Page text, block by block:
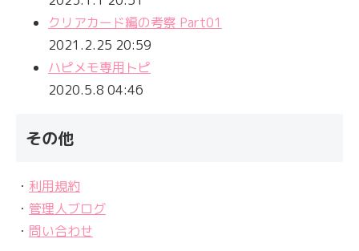
クリアカード編の考察 Part01
2021.2.25 20:59
ハピメモ専用トピ
2020.5.8 04:46
その他
・ 利用規約
・ 管理人ブログ
・ 問い合わせ